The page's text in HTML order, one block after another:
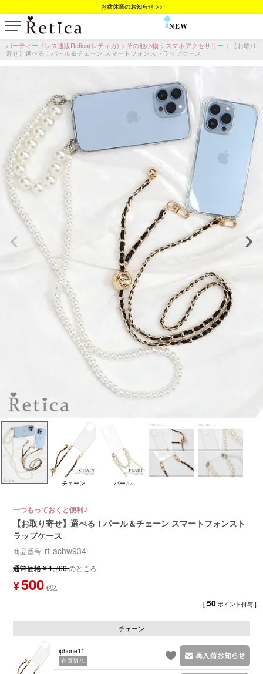
お盆休業のお知らせ >>
NEW
パーティードレス通販Retica(レティカ) その他小物 スマホアクセサリー
【お取り
寄せ】選べる！パール＆チェーン スマートフォンストラップケース
チェーン パール
一つもっておくと便利♪
【お取り寄せ】選べる！パール＆チェーン スマートフォンスト
ラップケース
商品番号 rt-achw934
通常価格¥1,760のところ
¥500
[ 50 ポイント付与 ]
チェーン
iphone11
在庫切れ